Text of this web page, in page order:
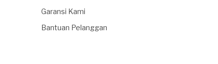
Garansi Kami
Bantuan Pelanggan